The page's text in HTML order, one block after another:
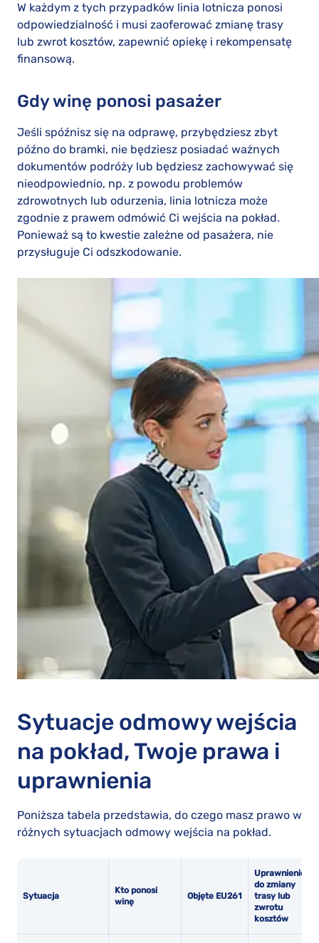
W każdym z tych przypadków linia lotnicza ponosi
odpowiedzialność i musi zaoferować zmianę trasy
lub zwrot kosztów, zapewnić opiekę i rekompensatę
finansową.
Gdy winę ponosi pasażer
Jeśli spóźnisz się na odprawę, przybędziesz zbyt
późno do bramki, nie będziesz posiadać ważnych
dokumentów podróży lub będziesz zachowywać się
nieodpowiednio, np. z powodu problemów
zdrowotnych lub odurzenia, linia lotnicza może
zgodnie z prawem odmówić Ci wejścia na pokład.
Ponieważ są to kwestie zależne od pasażera, nie
przysługuje Ci odszkodowanie.
Sytuacje odmowy wejścia
na pokład, Twoje prawa i
uprawnienia
Poniższa tabela przedstawia, do czego masz prawo w
różnych sytuacjach odmowy wejścia na pokład.
Sytuacja
Kto ponosi
winę
Objęte EU261
Uprawnienie
do zmiany
trasy lub
zwrotu
kosztów